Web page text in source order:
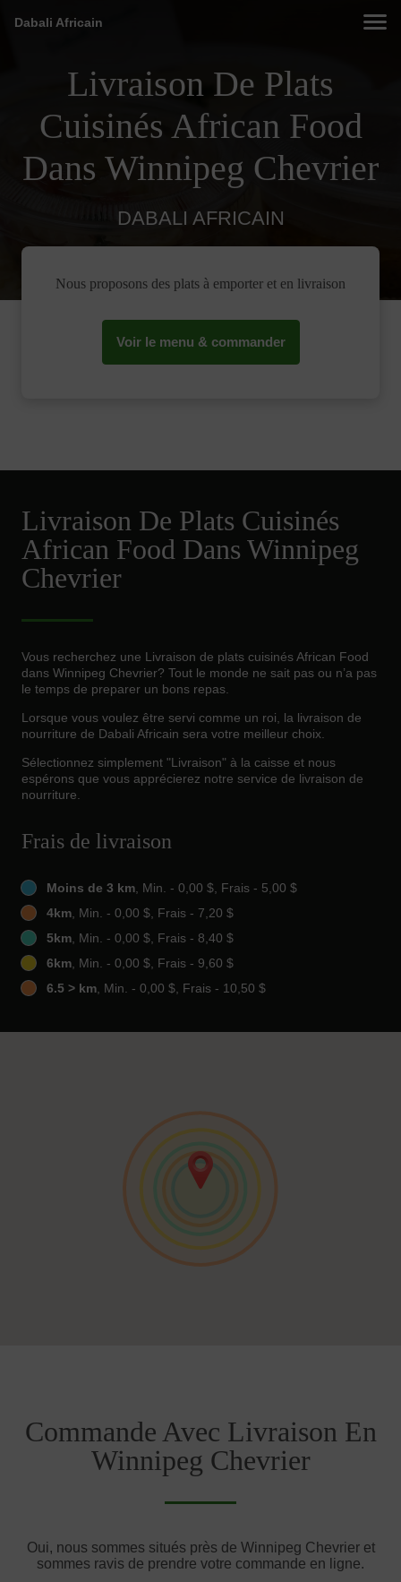
Dabali Africain
Livraison De Plats
Cuisinés African Food
Dans Winnipeg Chevrier
DABALI AFRICAIN
Nous proposons des plats à emporter et en livraison
Voir le menu & commander
Livraison De Plats Cuisinés
African Food Dans Winnipeg
Chevrier
Vous recherchez une Livraison de plats cuisinés African Food
dans Winnipeg Chevrier? Tout le monde ne sait pas ou n’a pas
le temps de preparer un bons repas.
Lorsque vous voulez être servi comme un roi, la livraison de
nourriture de Dabali Africain sera votre meilleur choix.
Sélectionnez simplement "Livraison" à la caisse et nous
espérons que vous apprécierez notre service de livraison de
nourriture.
Frais de livraison
Moins de 3 km, Min. - 0,00 $, Frais - 5,00 $
4km, Min. - 0,00 $, Frais - 7,20 $
5km, Min. - 0,00 $, Frais - 8,40 $
6km, Min. - 0,00 $, Frais - 9,60 $
6.5 > km, Min. - 0,00 $, Frais - 10,50 $
Commande Avec Livraison En
Winnipeg Chevrier
Oui, nous sommes situés près de Winnipeg Chevrier et
sommes ravis de prendre votre commande en ligne.